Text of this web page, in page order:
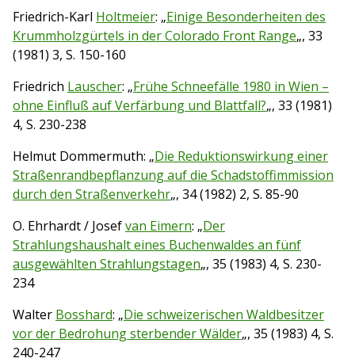
Friedrich-Karl Holtmeier: „Einige Besonderheiten des
Krummholzgürtels in der Colorado Front Range„, 33
(1981) 3, S. 150-160
Friedrich Lauscher: „Frühe Schneefälle 1980 in Wien –
ohne Einfluß auf Verfärbung und Blattfall?„, 33 (1981)
4, S. 230-238
Helmut Dommermuth: „Die Reduktionswirkung einer
Straßenrandbepflanzung auf die Schadstoffimmission
durch den Straßenverkehr„, 34 (1982) 2, S. 85-90
O. Ehrhardt / Josefvan Eimern: „Der
Strahlungshaushalt eines Buchenwaldes an fünf
ausgewählten Strahlungstagen„, 35 (1983) 4, S. 230-
234
Walter Bosshard: „Die schweizerischen Waldbesitzer
vor der Bedrohung sterbender Wälder„, 35 (1983) 4, S.
240-247